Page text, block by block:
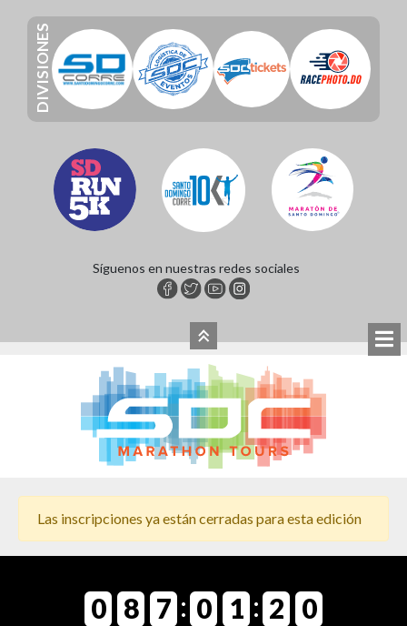
DIVISIONES
Síguenos en nuestras redes sociales
Las inscripciones ya están cerradas para esta edición
0 8 7 : 0 1 : 2 0